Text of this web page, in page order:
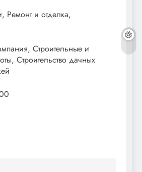
Ремонт и отделка,
Строительные и
Строительство дачных